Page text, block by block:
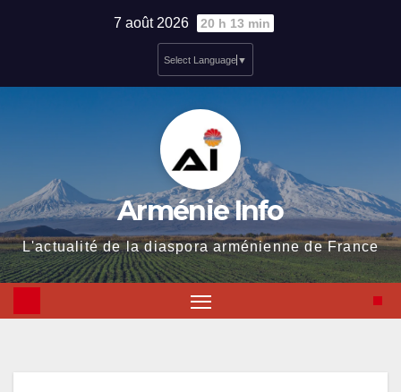
7 août 2026 20 h 13 min
Select Language ▼
Arménie Info
L'actualité de la diaspora arménienne de France